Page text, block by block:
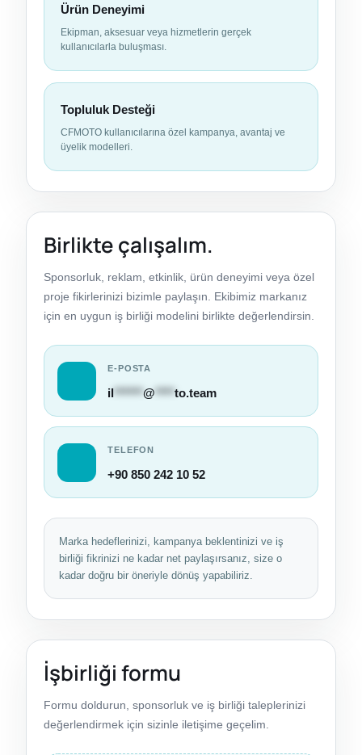
Ürün Deneyimi
Ekipman, aksesuar veya hizmetlerin gerçek
kullanıcılarla buluşması.
Topluluk Desteği
CFMOTO kullanıcılarına özel kampanya, avantaj ve
üyelik modelleri.
Birlikte çalışalım.
Sponsorluk, reklam, etkinlik, ürün deneyimi veya özel
proje fikirlerinizi bizimle paylaşın. Ekibimiz markanız
için en uygun iş birliği modelini birlikte değerlendirsin.
E-POSTA
il ****** @ **** to.team
TELEFON
+90 850 242 10 52
Marka hedeflerinizi, kampanya beklentinizi ve iş
birliği fikrinizi ne kadar net paylaşırsanız, size o
kadar doğru bir öneriyle dönüş yapabiliriz.
İşbirliği formu
Formu doldurun, sponsorluk ve iş birliği taleplerinizi
değerlendirmek için sizinle iletişime geçelim.